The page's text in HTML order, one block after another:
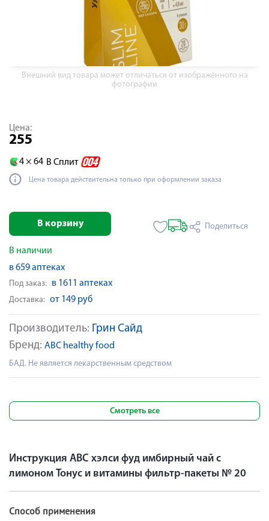
Внешний вид товара может отличаться от изображённого на
фотографии
Производитель: Грин Сайд
Бренд: ABC healthy food
БАД. Не является лекарственным средством
Цена:
255
4 × 64 В Сплит
Цена товара действительна только при оформлении заказа
В корзину Поделиться
В наличии
в 659 аптеках
Под заказ: в 1611 аптеках
Доставка: от 149 руб
Смотреть все
Инструкция АВС хэлси фуд имбирный чай с
лимоном Тонус и витамины фильтр-пакеты № 20
Способ применения